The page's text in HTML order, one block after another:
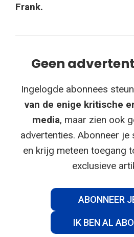
Frank.
Geen
Ingelogde abonnees
van de enige kritische
media, maar zien ook
advertenties. Abonneer je
en krijg meteen toegang
exclusieve
ABONNEER
IK BEN AL